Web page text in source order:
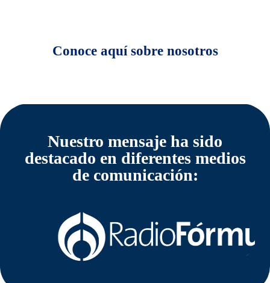
Conoce aquí sobre nosotros
Nuestro mensaje ha sido
destacado en diferentes medios
de comunicación:
itle Here